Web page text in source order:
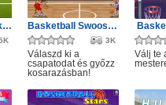
Euro Football Kick 2016 Basketball Swooshes
3K
Válaszd ki a
csapatodat és győzz
kosarazásban!
Válj te